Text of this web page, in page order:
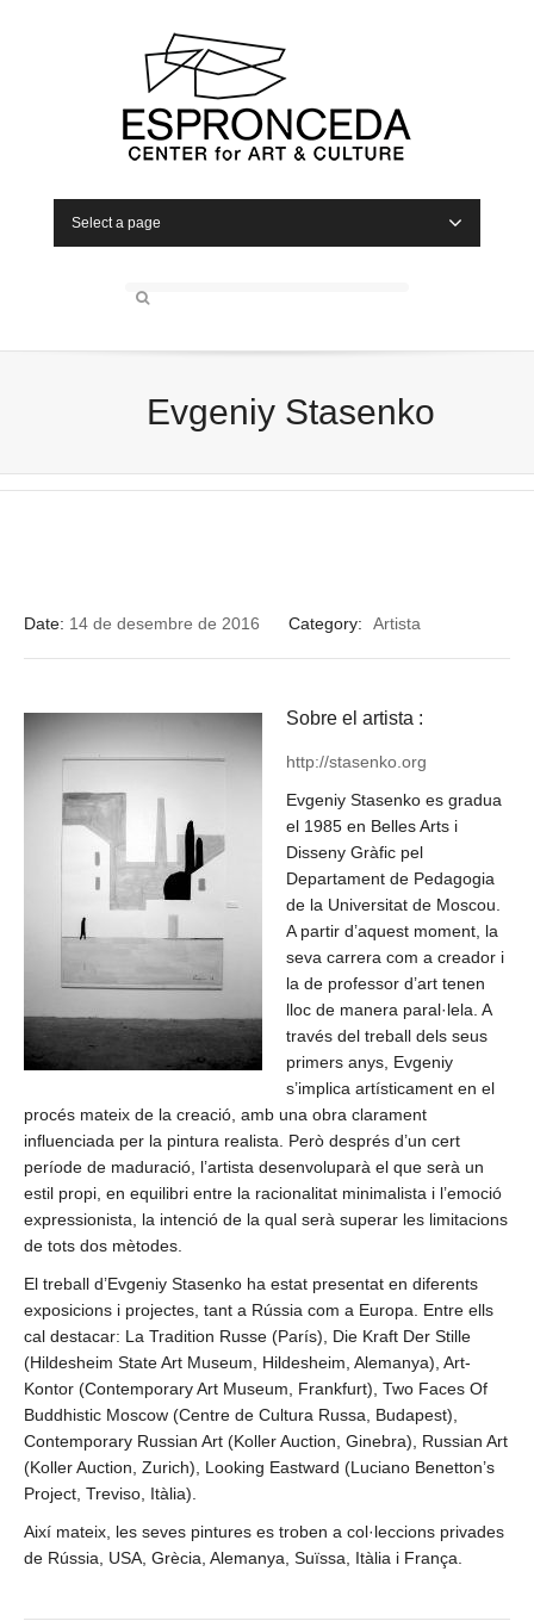
Select a page
Evgeniy Stasenko
Date: 14 de desembre de 2016 Category: Artista
Sobre el artista :
http://stasenko.org
Evgeniy Stasenko es gradua
el 1985 en Belles Arts i
Disseny Gràfic pel
Departament de Pedagogia
de la Universitat de Moscou.
A partir d’aquest moment, la
seva carrera com a creador i
la de professor d’art tenen
lloc de manera paral·lela. A
través del treball dels seus
primers anys, Evgeniy
s’implica artísticament en el
procés mateix de la creació, amb una obra clarament
influenciada per la pintura realista. Però després d’un cert
període de maduració, l’artista desenvoluparà el que serà un
estil propi, en equilibri entre la racionalitat minimalista i l’emoció
expressionista, la intenció de la qual serà superar les limitacions
de tots dos mètodes.
El treball d’Evgeniy Stasenko ha estat presentat en diferents
exposicions i projectes, tant a Rússia com a Europa. Entre ells
cal destacar: La Tradition Russe (París), Die Kraft Der Stille
(Hildesheim State Art Museum, Hildesheim, Alemanya), Art-
Kontor (Contemporary Art Museum, Frankfurt), Two Faces Of
Buddhistic Moscow (Centre de Cultura Russa, Budapest),
Contemporary Russian Art (Koller Auction, Ginebra), Russian Art
(Koller Auction, Zurich), Looking Eastward (Luciano Benetton’s
Project, Treviso, Itàlia).
Així mateix, les seves pintures es troben a col·leccions privades
de Rússia, USA, Grècia, Alemanya, Suïssa, Itàlia i França.